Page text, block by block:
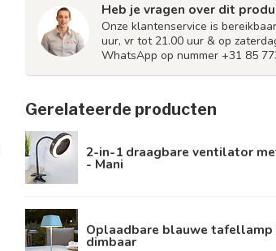
Heb je vragen over dit
Onze klantenservice is
uur, vr tot 21.00 uur & op
WhatsApp op nummer +31 85
Gerelateerde producten
2-in-1 draagbare ventilator
- Mani
Oplaadbare blauwe tafellamp
dimbaar